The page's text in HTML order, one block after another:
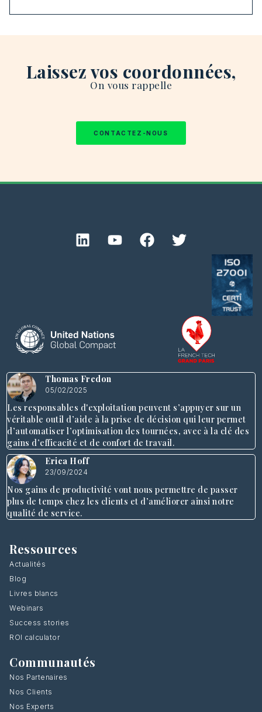
Laissez vos coordonnées,
On vous rappelle
CONTACTEZ-NOUS
Thomas Fredon
05/02/2025
Les responsables d'exploitation peuvent s’appuyer sur un
véritable outil d’aide à la prise de décision qui leur permet
d’automatiser l’optimisation des tournées, avec à la clé des
gains d’efficacité et de confort de travail.
Erica Hoff
23/09/2024
Nos gains de productivité vont nous permettre de passer
plus de temps chez les clients et d’améliorer ainsi notre
qualité de service.
Ressources
Actualités
Blog
Livres blancs
Webinars
Success stories
ROI calculator
Communautés
Nos Partenaires
Nos Clients
Nos Experts